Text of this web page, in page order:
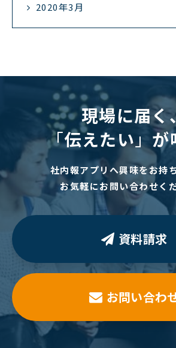
2020年3月
現場に届く
「伝えたい」 が
社内報アプリへ興味をお持
お気軽にお問い合わせく
資料請求
お問い合わ